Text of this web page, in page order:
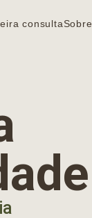
consultaSobre